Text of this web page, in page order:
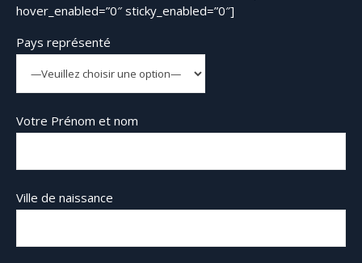
hover_enabled=”0″ sticky_enabled=”0″]
Pays représenté
Votre Prénom et nom
Ville de naissance